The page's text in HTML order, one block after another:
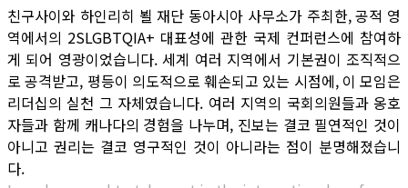
친구사이와 하인리히 뵐 재단 동아시아 사무소가 주최한, 공적 영
역에서의 2SLGBTQIA+ 대표성에 관한 국제 컨퍼런스에 참여하
게 되어 영광이었습니다. 세계 여러 지역에서 기본권이 조직적으
로 공격받고, 평등이 의도적으로 훼손되고 있는 시점에, 이 모임은
리더십의 실천 그 자체였습니다. 여러 지역의 국회의원들과 옹호
자들과 함께 캐나다의 경험을 나누며, 진보는 결코 필연적인 것이
아니고 권리는 결코 영구적인 것이 아니라는 점이 분명해졌습니
다.